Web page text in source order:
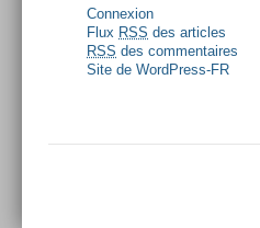
Connexion
Flux RSS des articles
RSS des commentaires
Site de WordPress-FR